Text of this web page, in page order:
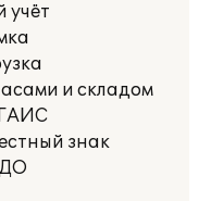
учёт
и складом
знак